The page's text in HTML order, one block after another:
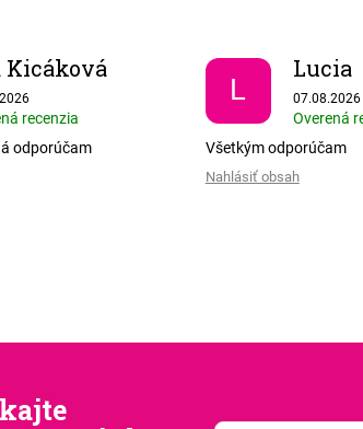
Kicáková
obchodu je 5 z 5 hviezdičiek.
recenzia
odporúčam
L
Lucia
07.08.2026
Overená
Všetkým odporúčam
Nahlásiť obsah